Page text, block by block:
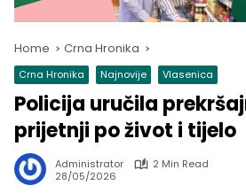
Home Crna Hronika
Crna Hronika Najnovije Vlasenica
Policija uručila
prijetnji po život i tijelo
Administrator
2 Min Read
28/05/2026